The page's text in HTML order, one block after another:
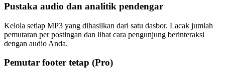
Pustaka audio dan analitik pendengar
Kelola setiap MP3 yang dihasilkan dari satu dasbor. Lacak jumlah
pemutaran per postingan dan lihat cara pengunjung berinteraksi
dengan audio Anda.
Pemutar footer tetap (Pro)